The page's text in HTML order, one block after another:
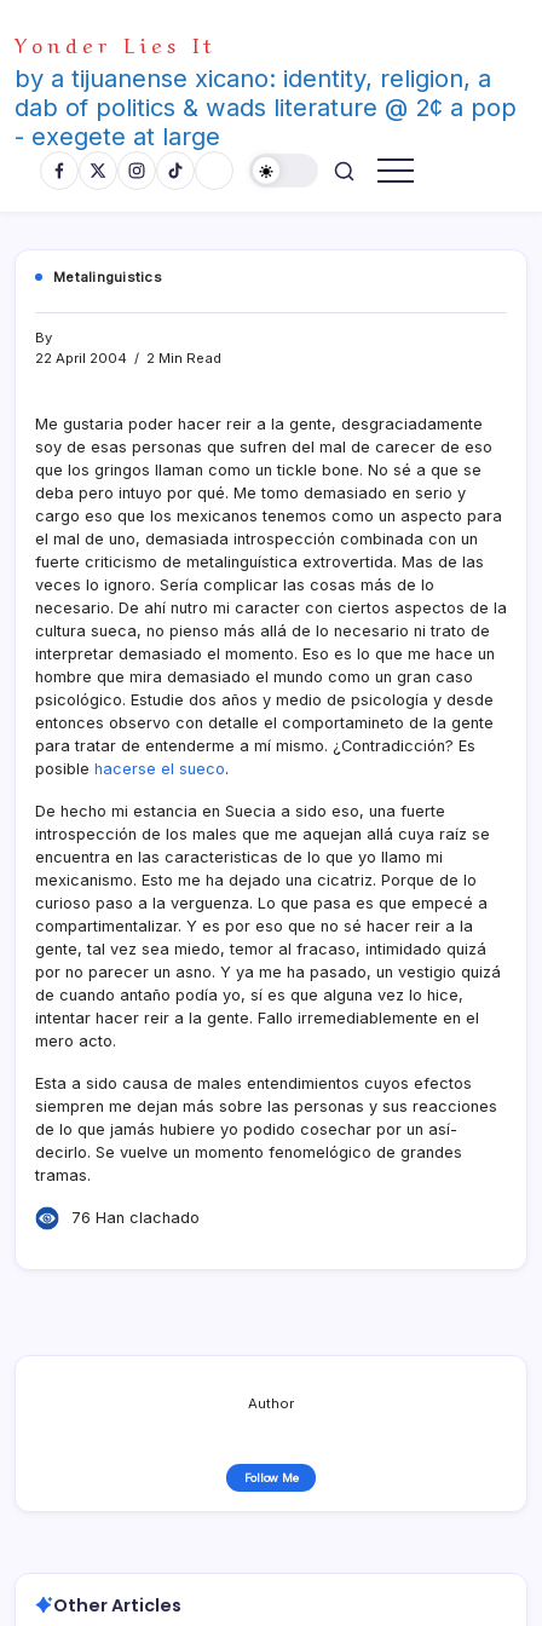
to
content
Yonder Lies It
by a tijuanense xicano: identity, religion, a
dab of politics & wads literature @ 2¢ a pop
- exegete at large
Metalinguistics
By
22 April 2004
2 Min Read
Me gustaria poder hacer reir a la gente, desgraciadamente
soy de esas personas que sufren del mal de carecer de eso
que los gringos llaman como un tickle bone. No sé a que se
deba pero intuyo por qué. Me tomo demasiado en serio y
cargo eso que los mexicanos tenemos como un aspecto para
el mal de uno, demasiada introspección combinada con un
fuerte criticismo de metalinguí­stica extrovertida. Mas de las
veces lo ignoro. Serí­a complicar las cosas más de lo
necesario. De ahí­ nutro mi caracter con ciertos aspectos de la
cultura sueca, no pienso más allá de lo necesario ni trato de
interpretar demasiado el momento. Eso es lo que me hace un
hombre que mira demasiado el mundo como un gran caso
psicológico. Estudie dos años y medio de psicologí­a y desde
entonces observo con detalle el comportamineto de la gente
para tratar de entenderme a mí­ mismo. ¿Contradicción? Es
posible hacerse el sueco.
De hecho mi estancia en Suecia a sido eso, una fuerte
introspección de los males que me aquejan allá cuya raí­z se
encuentra en las caracteristicas de lo que yo llamo mi
mexicanismo. Esto me ha dejado una cicatriz. Porque de lo
curioso paso a la verguenza. Lo que pasa es que empecé a
compartimentalizar. Y es por eso que no sé hacer reir a la
gente, tal vez sea miedo, temor al fracaso, intimidado quizá
por no parecer un asno. Y ya me ha pasado, un vestigio quizá
de cuando antaño podí­a yo, sí­ es que alguna vez lo hice,
intentar hacer reir a la gente. Fallo irremediablemente en el
mero acto.
Esta a sido causa de males entendimientos cuyos efectos
siempren me dejan más sobre las personas y sus reacciones
de lo que jamás hubiere yo podido cosechar por un así­
decirlo. Se vuelve un momento fenomelógico de grandes
tramas.
76 Han clachado
Author
Follow Me
Other Articles